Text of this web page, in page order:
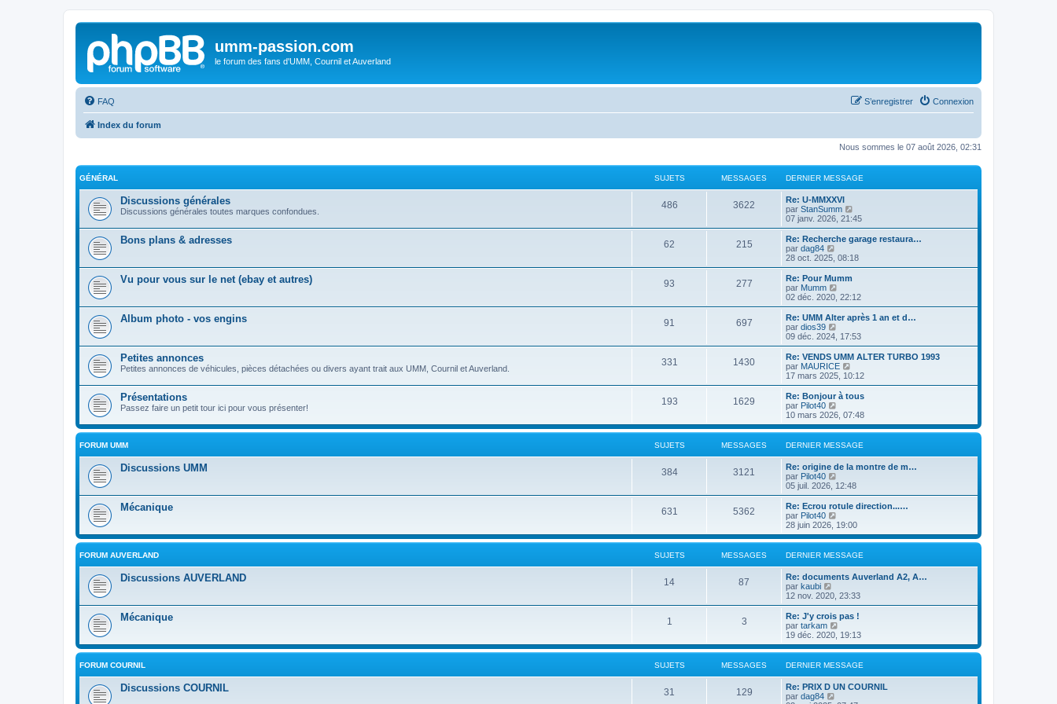
umm-passion.com
le forum des fans d'UMM, Cournil et Auverland
FAQ Connexion
S’enregistrer
Index du forum
Nous sommes le 07 août 2026, 02:31
GÉNÉRAL SUJETS MESSAGES DERNIER MESSAGE
Discussions générales
Discussions générales toutes marques confondues.
486 3622
Re: U-MMXXVI
par StanSumm
o
i
r
e
n
i
r
e
s
s
g
e
07 janv. 2026, 21:45
Bons plans & adresses 62 215
Re: Recherche garage restaura…
par dag84
o
i
r
l
e
d
e
r
n
i
r
m
e
s
s
a
g
e
28 oct. 2025, 08:18
Vu pour vous sur le net (ebay et autres) 93 277
Re: Pour Mumm
par Mumm
o
i
r
e
e
r
n
i
e
r
e
s
a
g
e
02 déc. 2020, 22:12
Album photo - vos engins 91 697
Re: UMM Alter après 1 an et d…
par dios39
o
i
r
l
e
d
e
r
n
i
e
m
e
s
a
g
e
09 déc. 2024, 17:53
Petites annonces
Petites annonces de véhicules, pièces détachées ou divers ayant trait aux UMM, Cournil et Auverland.
331 1430
Re: VENDS UMM ALTER TURBO 1993
par MAURICE
o
i
r
e
e
r
n
i
e
m
e
s
a
g
e
17 mars 2025, 10:12
Présentations
Passez faire un petit tour ici pour vous présenter!
193 1629
Re: Bonjour à tous
par Pilot40
o
i
r
l
e
n
i
e
m
e
s
s
a
g
10 mars 2026, 07:48
FORUM UMM SUJETS MESSAGES DERNIER MESSAGE
Discussions UMM 384 3121
Re: origine de la montre de m…
par Pilot40
o
i
r
e
e
r
n
i
e
m
e
s
s
a
g
e
05 juil. 2026, 12:48
Mécanique 631 5362
Re: Ecrou rotule direction...…
par Pilot40
o
i
r
l
e
n
i
e
r
m
e
s
s
a
g
28 juin 2026, 19:00
FORUM AUVERLAND SUJETS MESSAGES DERNIER MESSAGE
Discussions AUVERLAND 14 87
Re: documents Auverland A2, A…
par kaubi
o
i
r
l
e
d
e
r
n
i
e
r
12 nov. 2020, 23:33
Mécanique 1 3
Re: J'y crois pas !
par tarkam
o
i
r
l
e
19 déc. 2020, 19:13
FORUM COURNIL SUJETS MESSAGES DERNIER MESSAGE
Discussions COURNIL 31 129
Re: PRIX D UN COURNIL
par dag84